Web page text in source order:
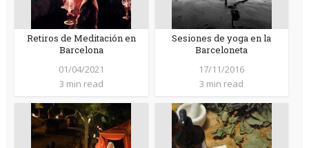
Retiros de Meditación en
Barcelona
01/04/2021
3 min read
Sesiones de yoga en la
Barceloneta
17/11/2016
3 min read